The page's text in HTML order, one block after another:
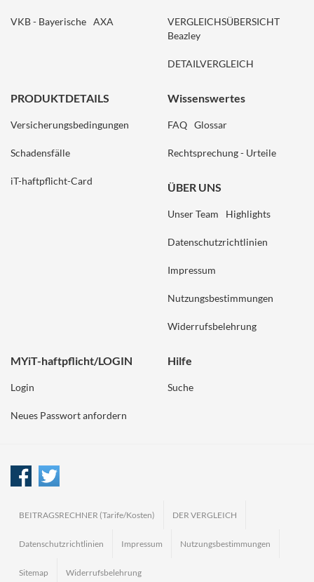
VKB - Bayerische AXA
VERGLEICHSÜBERSICHT
Beazley
DETAILVERGLEICH
PRODUKTDETAILS
Versicherungsbedingungen
Schadensfälle
iT-haftpflicht-Card
Wissenswertes
FAQ Glossar
Rechtsprechung - Urteile
ÜBER UNS
Unser Team Highlights
Datenschutzrichtlinien
Impressum
Nutzungsbestimmungen
Widerrufsbelehrung
MYiT-haftpflicht/LOGIN
Login
Neues Passwort anfordern
Hilfe
Suche
BEITRAGSRECHNER (Tarife/Kosten) DER VERGLEICH
Datenschutzrichtlinien Impressum Nutzungsbestimmungen
Sitemap Widerrufsbelehrung